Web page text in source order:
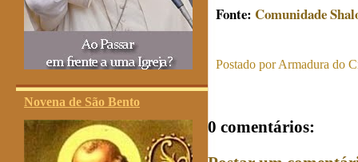
Novena de São Bento
Fonte: Comunidade
Postado porArmadura do
0 comentários: